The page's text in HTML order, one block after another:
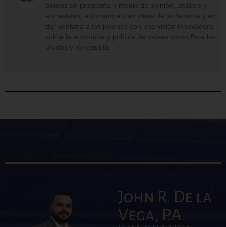
Somos un programa y medio de opinión, análisis y
entrevistas, enfocado en las ideas de la derecha y en
dar ventana a los jóvenes con una visión innovadora
sobre la economía y política de países como Estados
Unidos y Venezuela.
John R. De la
Vega, P.A.